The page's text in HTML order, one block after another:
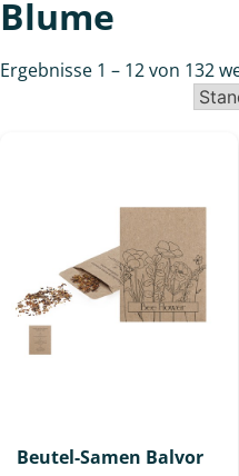
Blume
Ergebnisse 1 – 12 von 132
Beutel-Samen Balvor